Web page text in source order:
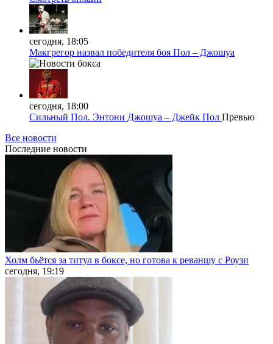
сегодня, 18:05
Макгрегор назвал победителя боя Пол – Джошуа
сегодня, 18:00
Сильный Пол. Энтони Джошуа – Джейк Пол Превью
Все новости
Последние новости
Холм бьётся за титул в боксе, но готова к реваншу с Роузи
сегодня, 19:19